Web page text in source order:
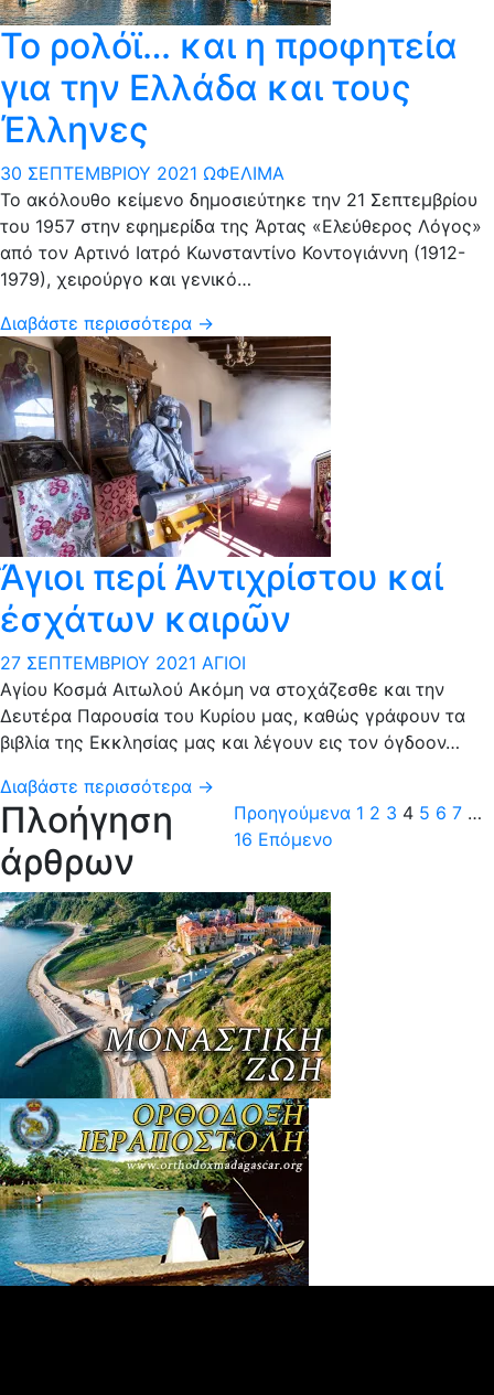
Το ρολόϊ… και η προφητεία
για την Ελλάδα και τους
Έλληνες
30 ΣΕΠΤΕΜΒΡΊΟΥ 2021 ΩΦΈΛΙΜΑ
Το ακόλουθο κείμενο δημοσιεύτηκε την 21 Σεπτεμβρίου
του 1957 στην εφημερίδα της Άρτας «Ελεύθερος Λόγος»
από τον Αρτινό Ιατρό Κωνσταντίνο Κοντογιάννη (1912-
1979), χειρούργο και γενικό…
Διαβάστε περισσότερα →
Ἅγιοι περί Ἀντιχρίστου καί
ἐσχάτων καιρῶν
27 ΣΕΠΤΕΜΒΡΊΟΥ 2021 ΆΓΙΟΙ
Αγίου Κοσμά Αιτωλού Ακόμη να στοχάζεσθε και την
Δευτέρα Παρουσία του Κυρίου μας, καθώς γράφουν τα
βιβλία της Εκκλησίας μας και λέγουν εις τον όγδοον…
Διαβάστε περισσότερα →
Πλοήγηση
άρθρων
Προηγούμενα 1 2 3 4 5 6 7 …
16 Επόμενο